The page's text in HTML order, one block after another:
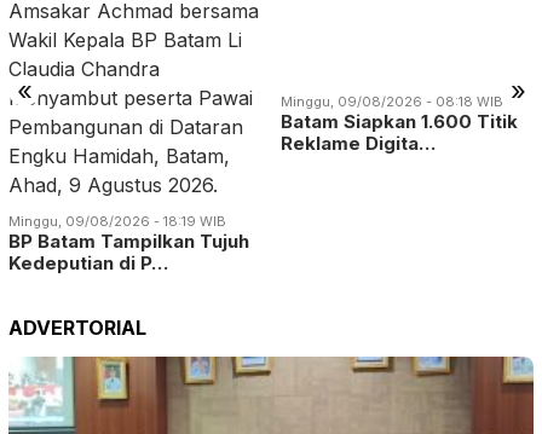
« »
Minggu, 09/08/2026 - 18:19 WIB
BP Batam Tampilkan Tujuh
Kedeputian di P…
ADVERTORIAL